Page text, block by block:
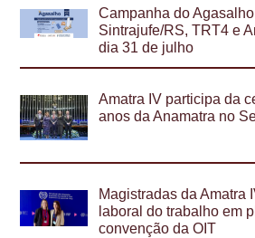
Campanha do
Sintrajufe/RS, TRT4 e
dia 31 de julho
Amatra IV participa da
anos da Anamatra no
Magistradas da Amatra
laboral do trabalho em
convenção da OIT